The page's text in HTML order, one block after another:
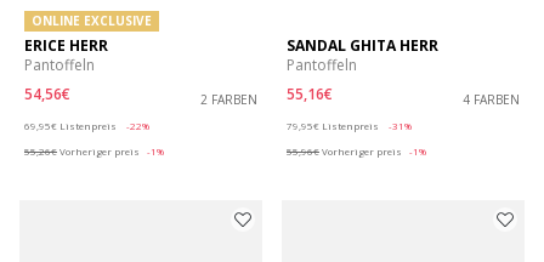
ONLINE EXCLUSIVE
ERICE HERR
Pantoffeln
54,56€
2 FARBEN
69,95€ Listenpreis
-22%
55,26€Vorheriger preis -1%
SANDAL GHITA HERR
Pantoffeln
55,16€
4 FARBEN
79,95€ Listenpreis
-31%
55,96€Vorheriger preis -1%